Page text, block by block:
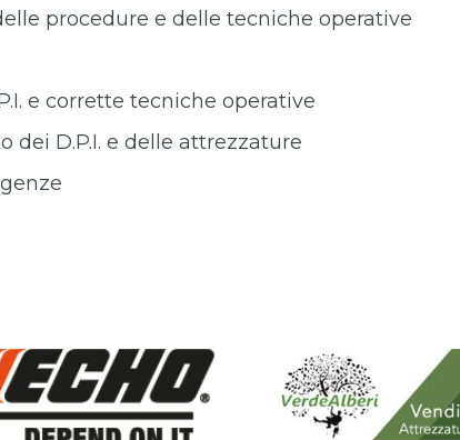
procedure e delle tecniche operative
e corrette tecniche operative
dei D.P.I. e delle attrezzature